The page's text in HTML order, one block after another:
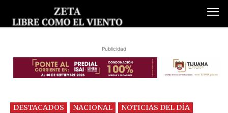
Publicidad
DESTACADOS NACIONAL NOTICIAS DEL DÍA